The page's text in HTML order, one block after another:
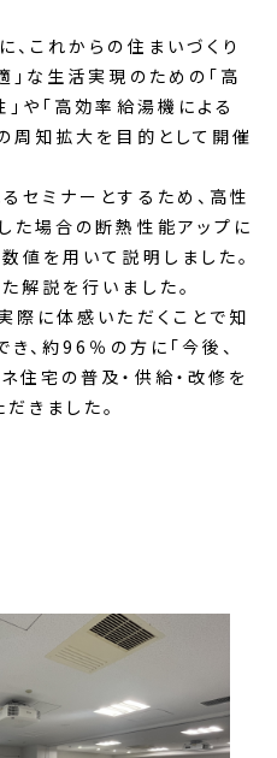
これからの住まいづくり
な生活実現のための「高
や「高効率給湯機による
周知拡大を目的として開催
セミナーとするため、高性
た場合の断熱性能アップに
値を用いて説明しました。
解説を行いました。
際に体感いただくことで知
、約96％の方に「今後、
住宅の普及・供給・改修を
きました。